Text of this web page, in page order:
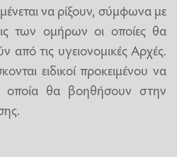
να ρίξουν, σύμφωνα με
των ομήρων οι οποίες θα
από τις υγειονομικές Αρχές.
ειδικοί προκειμένου να
οποία θα βοηθήσουν στην